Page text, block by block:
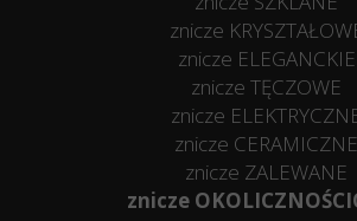
znicze
znicze ELEGANCKIE
znicze TĘCZOWE
znicze
znicze CERAMICZNE
znicze ZALEWANE
znicze